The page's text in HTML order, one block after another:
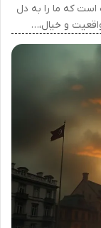
است که ما را به دل
و خیال،…